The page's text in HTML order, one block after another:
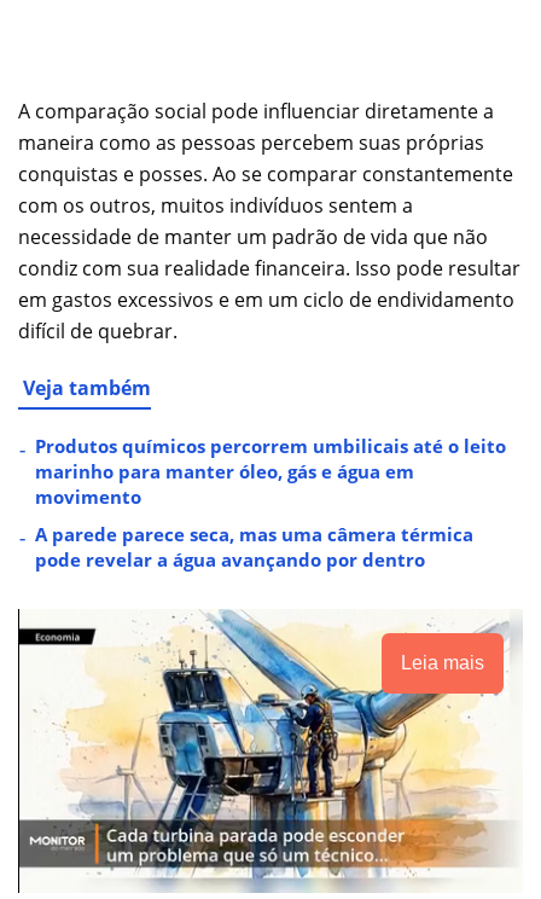
A comparação social pode influenciar diretamente a
maneira como as pessoas percebem suas próprias
conquistas e posses. Ao se comparar constantemente
com os outros, muitos indivíduos sentem a
necessidade de manter um padrão de vida que não
condiz com sua realidade financeira. Isso pode resultar
em gastos excessivos e em um ciclo de endividamento
difícil de quebrar.
Veja também
Produtos químicos percorrem umbilicais até o leito
marinho para manter óleo, gás e água em
movimento
A parede parece seca, mas uma câmera térmica
pode revelar a água avançando por dentro
Leia mais